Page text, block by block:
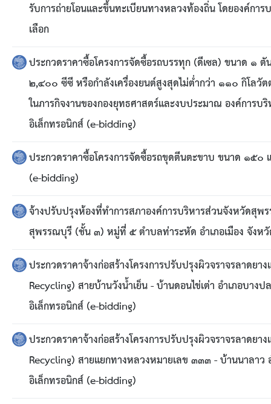
รับการถ่ายโอนและขึ้นทะเบียนทางหลวงท้องถิ่น โดยองค์
เลือก
ประกวดราคาซื้อโครงการจัดซื้อรถบรรทุก (ดีเซล) ขนาด ๑
๒,๔๐๐ ซีซี หรือกำลังเครื่องยนต์สูงสุดไม่ต่ำกว่า ๑๑๐ กิโล
ในภารกิจงานของกองยุทธศาสตร์และงบประมาณ องค์การ
อิเล็กทรอนิกส์ (e-bidding)
ประกวดราคาซื้อโครงการจัดซื้อรถขุดตีนตะขาบ ขนาด ๑๕
(e-bidding)
จ้างปรับปรุงห้องที่ทำการสภาองค์การบริหารส่วนจังหวัดสุ
สุพรรณบุรี (ชั้น ๓) หมู่ที่ ๕ ตำบลท่าระหัด อำเภอเมือง จังห
ประกวดราคาจ้างก่อสร้างโครงการปรับปรุงผิวจราจรลาด
Recycling) สายบ้านวังน้ำเย็น - บ้านดอนไข่เต่า อำเภอบา
อิเล็กทรอนิกส์ (e-bidding)
ประกวดราคาจ้างก่อสร้างโครงการปรับปรุงผิวจราจรลาด
Recycling) สายแยกทางหลวงหมายเลข ๓๓๓ - บ้านนาลา
อิเล็กทรอนิกส์ (e-bidding)